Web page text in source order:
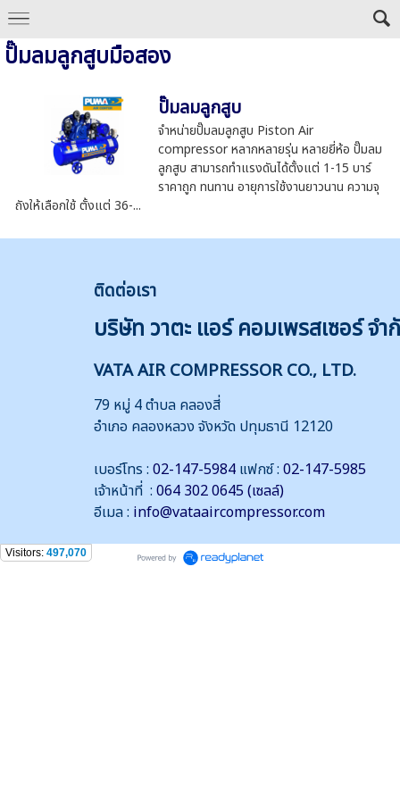
ปั๊มลมลูกสูบมือสอง
ปั๊มลมลูกสูบ
จำหน่ายปั๊มลมลูกสูบ Piston Air
compressor หลากหลายรุ่น หลายยี่ห้อ ปั๊มลม
ลูกสูบ สามารถทำแรงดันได้ตั้งแต่ 1-15 บาร์
ราคาถูก ทนทาน อายุการใช้งานยาวนาน ความจุ
ถังให้เลือกใช้ ตั้งแต่ 36-...
ติดต่อเรา
บริษัท วาตะ แอร์ คอมเพรสเซอร์ จำ
VATA AIR COMPRESSOR CO., LTD.
79 หมู่ 4 ตำบล คลองสี่
อำเภอ คลองหลวง จังหวัด ปทุมธานี 12120
เบอร์โทร : 02-147-5984 แฟกซ์ : 02-147-5985
เจ้าหน้าที่ : 064 302 0645 (เซลล์)
อีเมล : info@vataaircompressor.com
Visitors: 497,070